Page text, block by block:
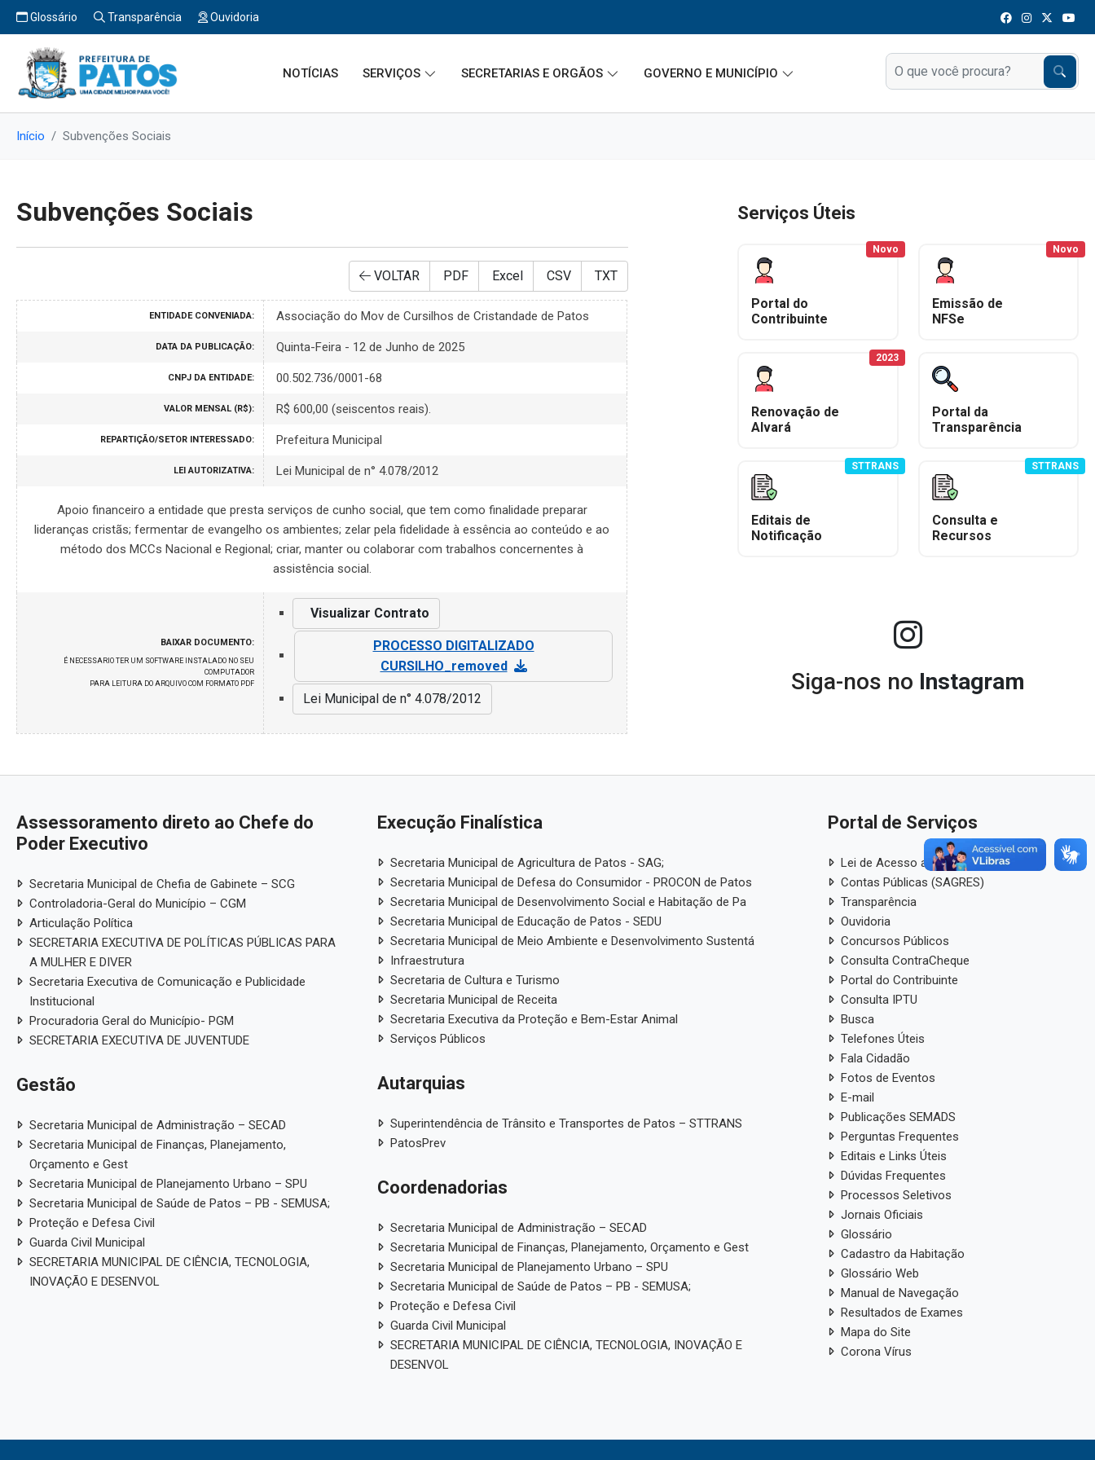
Glossário Transparência Ouvidoria
NOTÍCIAS SERVIÇOS SECRETARIAS E ORGÃOS GOVERNO E MUNICÍPIO
Início Subvenções Sociais
Subvenções Sociais
VOLTAR PDF Excel CSV TXT
ENTIDADE CONVENIADA: Associação do Mov de Cursilhos de Cristandade de Patos
DATA DA PUBLICAÇÃO: Quinta-Feira - 12 de Junho de 2025
CNPJ DA ENTIDADE: 00.502.736/0001-68
VALOR MENSAL (R$): R$ 600,00 (seiscentos reais).
REPARTIÇÃO/SETOR INTERESSADO: Prefeitura Municipal
LEI AUTORIZATIVA: Lei Municipal de n° 4.078/2012
Apoio financeiro a entidade que presta serviços de cunho social, que tem como finalidade preparar
lideranças cristãs; fermentar de evangelho os ambientes; zelar pela fidelidade à essência ao conteúdo e ao
método dos MCCs Nacional e Regional; criar, manter ou colaborar com trabalhos concernentes à
assistência social.
BAIXAR DOCUMENTO:
É NECESSARIO TER UM SOFTWARE INSTALADO NO SEU
COMPUTADOR
PARA LEITURA DO ARQUIVO COM FORMATO PDF
Visualizar Contrato
PROCESSO DIGITALIZADO
CURSILHO_removed
Lei Municipal de n° 4.078/2012
Serviços Úteis
Portal do
Contribuinte
Novo
Emissão de
NFSe
Novo
Renovação de
Alvará
2023
Portal da
Transparência
Editais de
Notificação
STTRANS
Consulta e
Recursos
STTRANS
Siga-nos no Instagram
Assessoramento direto ao Chefe do
Poder Executivo
Secretaria Municipal de Chefia de Gabinete – SCG
Controladoria-Geral do Município – CGM
Articulação Política
SECRETARIA EXECUTIVA DE POLÍTICAS PÚBLICAS PARA
A MULHER E DIVER
Secretaria Executiva de Comunicação e Publicidade
Institucional
Procuradoria Geral do Município- PGM
SECRETARIA EXECUTIVA DE JUVENTUDE
Gestão
Secretaria Municipal de Administração – SECAD
Secretaria Municipal de Finanças, Planejamento,
Orçamento e Gest
Secretaria Municipal de Planejamento Urbano – SPU
Secretaria Municipal de Saúde de Patos – PB - SEMUSA;
Proteção e Defesa Civil
Guarda Civil Municipal
SECRETARIA MUNICIPAL DE CIÊNCIA, TECNOLOGIA,
INOVAÇÃO E DESENVOL
Execução Finalística
Secretaria Municipal de Agricultura de Patos - SAG;
Secretaria Municipal de Defesa do Consumidor - PROCON de Patos
Secretaria Municipal de Desenvolvimento Social e Habitação de Pa
Secretaria Municipal de Educação de Patos - SEDU
Secretaria Municipal de Meio Ambiente e Desenvolvimento Sustentá
Infraestrutura
Secretaria de Cultura e Turismo
Secretaria Municipal de Receita
Secretaria Executiva da Proteção e Bem-Estar Animal
Serviços Públicos
Autarquias
Superintendência de Trânsito e Transportes de Patos – STTRANS
PatosPrev
Coordenadorias
Secretaria Municipal de Administração – SECAD
Secretaria Municipal de Finanças, Planejamento, Orçamento e Gest
Secretaria Municipal de Planejamento Urbano – SPU
Secretaria Municipal de Saúde de Patos – PB - SEMUSA;
Proteção e Defesa Civil
Guarda Civil Municipal
SECRETARIA MUNICIPAL DE CIÊNCIA, TECNOLOGIA, INOVAÇÃO E
DESENVOL
Portal de Serviços
Lei de Acesso a Informação
Contas Públicas (SAGRES)
Transparência
Ouvidoria
Concursos Públicos
Consulta ContraCheque
Portal do Contribuinte
Consulta IPTU
Busca
Telefones Úteis
Fala Cidadão
Fotos de Eventos
E-mail
Publicações SEMADS
Perguntas Frequentes
Editais e Links Úteis
Dúvidas Frequentes
Processos Seletivos
Jornais Oficiais
Glossário
Cadastro da Habitação
Glossário Web
Manual de Navegação
Resultados de Exames
Mapa do Site
Corona Vírus